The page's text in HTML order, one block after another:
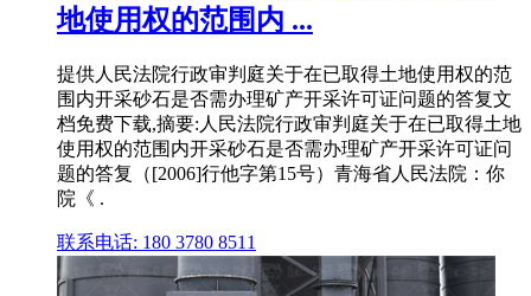
地使用权的范围内 ...
提供人民法院行政审判庭关于在已取得土地使用权的范
围内开采砂石是否需办理矿产开采许可证问题的答复文
档免费下载,摘要:人民法院行政审判庭关于在已取得土地
使用权的范围内开采砂石是否需办理矿产开采许可证问
题的答复（[2006]行他字第15号）青海省人民法院：你
院《 .
联系电话: 180 3780 8511